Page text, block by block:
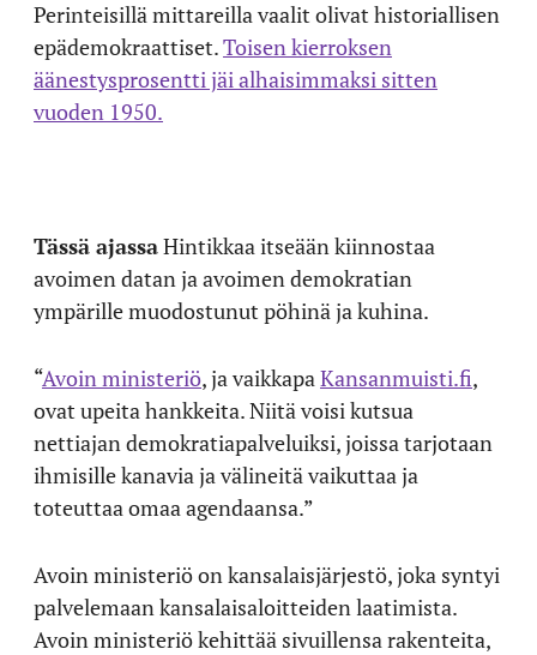
Perinteisillä mittareilla vaalit olivat historiallisen
epädemokraattiset.Toisen kierroksen
äänestysprosentti jäi alhaisimmaksi sitten
vuoden 1950.
Tässä ajassaHintikkaa itseään kiinnostaa
avoimen datan ja avoimen demokratian
ympärille muodostunut pöhinä ja kuhina.
“Avoin ministeriö, ja vaikkapa Kansanmuisti.fi,
ovat upeita hankkeita. Niitä voisi kutsua
nettiajan demokratiapalveluiksi, joissa tarjotaan
ihmisille kanavia ja välineitä vaikuttaa ja
toteuttaa omaa agendaansa.”
Avoin ministeriö on kansalaisjärjestö, joka syntyi
palvelemaan kansalaisaloitteiden laatimista.
Avoin ministeriö kehittää sivuillensa rakenteita,